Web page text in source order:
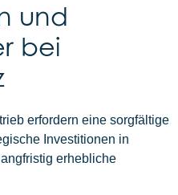
und
bei
erfordern eine sorgfältige
Investitionen in
erhebliche